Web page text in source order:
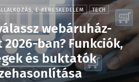
E-KERESKEDELEM TECH
webáruház-
ban? Funkciók,
és buktatók